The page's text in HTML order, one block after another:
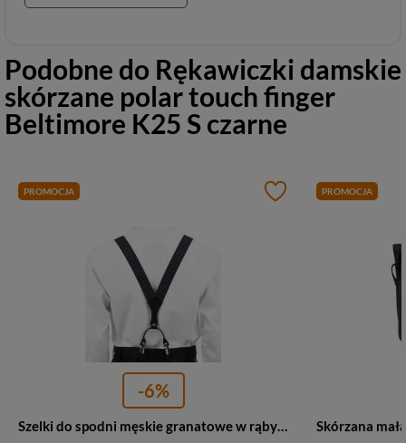
Podobne do Rękawiczki damskie
skórzane polar touch finger
Beltimore K25 S czarne
PROMOCJA
-6%
Szelki do spodni męskie granatowe w rąby SZ4
PROMOCJA